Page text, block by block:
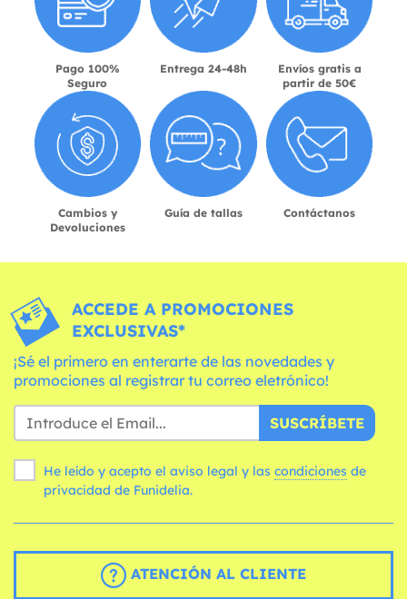
Pago 100%
Seguro
Entrega 24-48h
Envíos gratis a
partir de 50€
Cambios y
Devoluciones
Guía de tallas Contáctanos
ACCEDE A PROMOCIONES
EXCLUSIVAS*
¡Sé el primero en enterarte de las novedades y
promociones al registrar tu correo eletrónico!
SUSCRÍBETE
He leído y acepto el aviso legal y las condiciones
privacidad de Funidelia.
ATENCIÓN AL CLIENTE